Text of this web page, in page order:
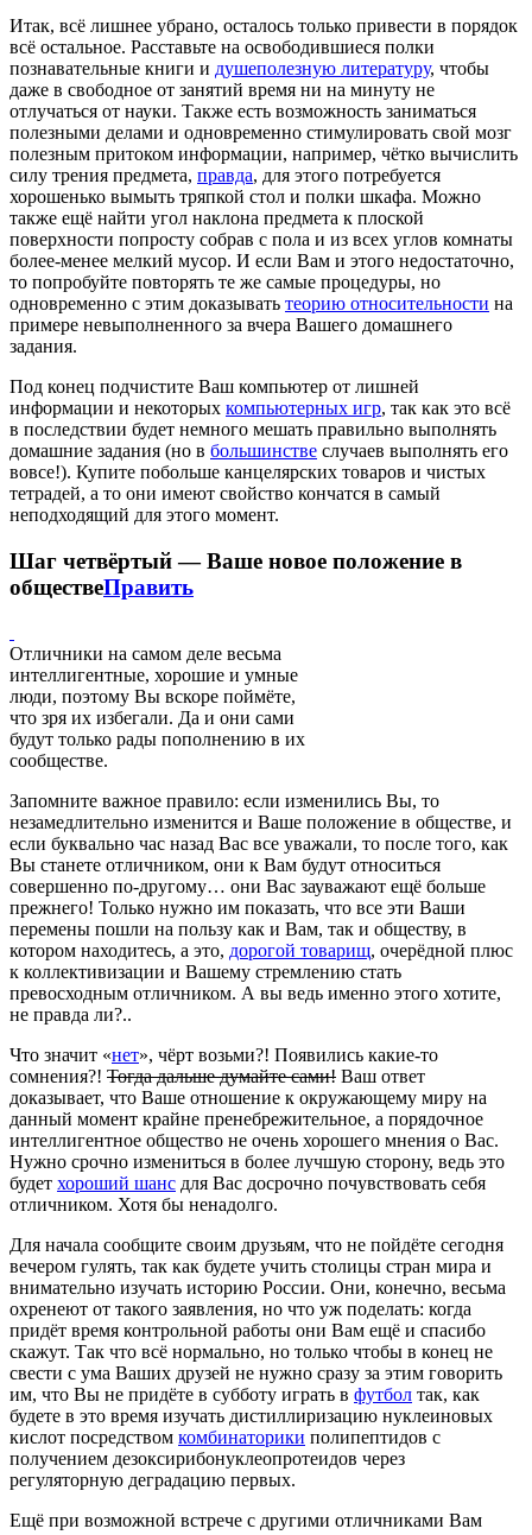
Итак, всё лишнее убрано, осталось только привести в порядок
всё остальное. Расставьте на освободившиеся полки
познавательные книги и душеполезную литературу, чтобы
даже в свободное от занятий время ни на минуту не
отлучаться от науки. Также есть возможность заниматься
полезными делами и одновременно стимулировать свой мозг
полезным притоком информации, например, чётко вычислить
силу трения предмета, правда, для этого потребуется
хорошенько вымыть тряпкой стол и полки шкафа. Можно
также ещё найти угол наклона предмета к плоской
поверхности попросту собрав с пола и из всех углов комнаты
более-менее мелкий мусор. И если Вам и этого недостаточно,
то попробуйте повторять те же самые процедуры, но
одновременно с этим доказывать теорию относительности на
примере невыполненного за вчера Вашего домашнего
задания.
Под конец подчистите Ваш компьютер от лишней
информации и некоторых компьютерных игр, так как это всё
в последствии будет немного мешать правильно выполнять
домашние задания (но в большинстве случаев выполнять его
вовсе!). Купите побольше канцелярских товаров и чистых
тетрадей, а то они имеют свойство кончатся в самый
неподходящий для этого момент.
Шаг четвёртый — Ваше новое положение в
обществеПравить
Отличники на самом деле весьма
интеллигентные, хорошие и умные
люди, поэтому Вы вскоре поймёте,
что зря их избегали. Да и они сами
будут только рады пополнению в их
сообществе.
Запомните важное правило: если изменились Вы, то
незамедлительно изменится и Ваше положение в обществе, и
если буквально час назад Вас все уважали, то после того, как
Вы станете отличником, они к Вам будут относиться
совершенно по-другому… они Вас зауважают ещё больше
прежнего! Только нужно им показать, что все эти Ваши
перемены пошли на пользу как и Вам, так и обществу, в
котором находитесь, а это, дорогой товарищ, очерёдной плюс
к коллективизации и Вашему стремлению стать
превосходным отличником. А вы ведь именно этого хотите,
не правда ли?..
Что значит «нет», чёрт возьми?! Появились какие-то
сомнения?! Тогда дальше думайте сами! Ваш ответ
доказывает, что Ваше отношение к окружающему миру на
данный момент крайне пренебрежительное, а порядочное
интеллигентное общество не очень хорошего мнения о Вас.
Нужно срочно измениться в более лучшую сторону, ведь это
будет хороший шанс для Вас досрочно почувствовать себя
отличником. Хотя бы ненадолго.
Для начала сообщите своим друзьям, что не пойдёте сегодня
вечером гулять, так как будете учить столицы стран мира и
внимательно изучать историю России. Они, конечно, весьма
охренеют от такого заявления, но что уж поделать: когда
придёт время контрольной работы они Вам ещё и спасибо
скажут. Так что всё нормально, но только чтобы в конец не
свести с ума Ваших друзей не нужно сразу за этим говорить
им, что Вы не придёте в субботу играть в футбол так, как
будете в это время изучать дистиллиризацию нуклеиновых
кислот посредством комбинаторики полипептидов с
получением дезоксирибонуклеопротеидов через
регуляторную деградацию первых.
Ещё при возможной встрече с другими отличниками Вам